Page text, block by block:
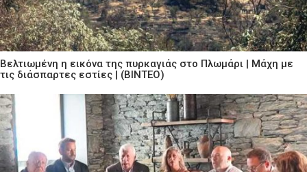
Βελτιωμένη η εικόνα της πυρκαγιάς στο Πλωμάρι | Μάχη με
τις διάσπαρτες εστίες | (ΒΙΝΤΕΟ)